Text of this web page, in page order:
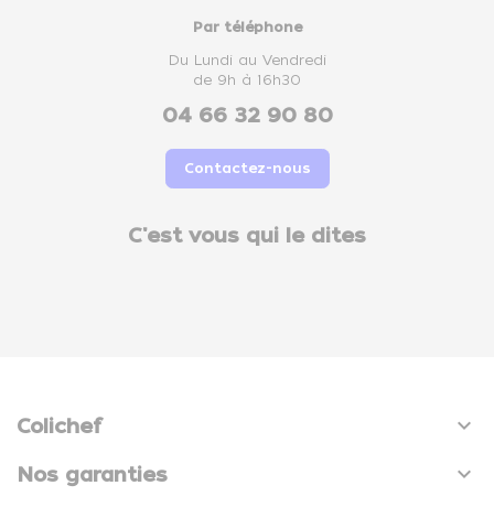
Par téléphone
Du Lundi au Vendredi
de 9h à 16h30
04 66 32 90 80
Contactez-nous
C'est vous qui le dites
Colichef 
Nos garanties 